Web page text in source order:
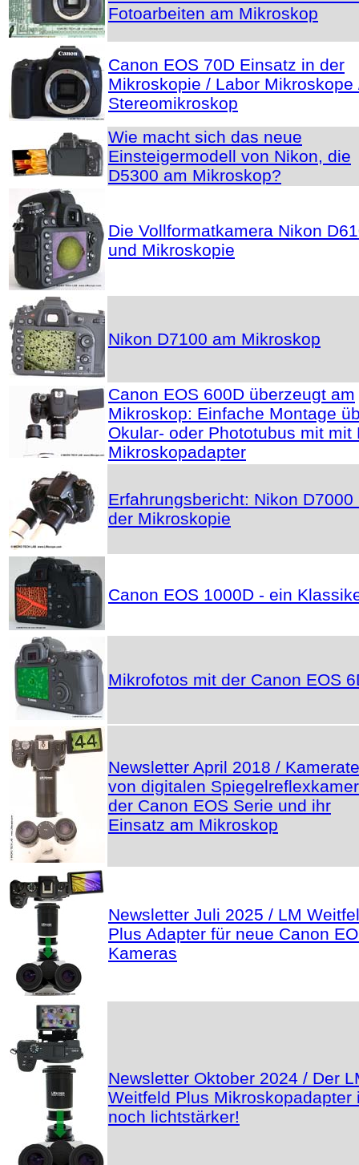
Fotoarbeiten am Mikroskop
Canon EOS 70D Einsatz in der
Mikroskopie / Labor Mikroskope
Stereomikroskop
Wie macht sich das neue
Einsteigermodell von Nikon, die
D5300 am Mikroskop?
Die Vollformatkamera Nikon
und Mikroskopie
Nikon D7100 am Mikroskop
Canon EOS 600D überzeugt am
Mikroskop: Einfache Montage
Okular- oder Phototubus mit mit
Mikroskopadapter
Erfahrungsbericht: Nikon D7000
der Mikroskopie
Canon EOS 1000D - ein
Mikrofotos mit der Canon EOS
Newsletter April 2018 /
von digitalen
der Canon EOS Serie und ihr
Einsatz am Mikroskop
Newsletter Juli 2025 / LM
Plus Adapter für neue Canon
Kameras
Newsletter Oktober 2024 / Der
Weitfeld Plus Mikroskopadapter
noch lichtstärker!